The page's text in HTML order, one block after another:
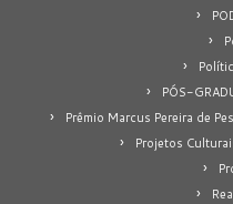
PÓS-
Prêmio Marcus Pereira de
Projetos